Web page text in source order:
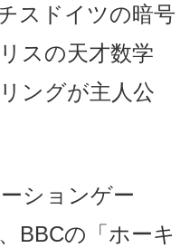
スドイツの暗号
スの天才数学
ングが主人公
ションゲー
BBCの「ホーキ